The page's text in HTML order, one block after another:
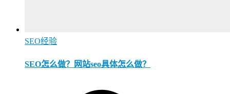
SEO经验
SEO怎么做？网站seo具体怎么做？